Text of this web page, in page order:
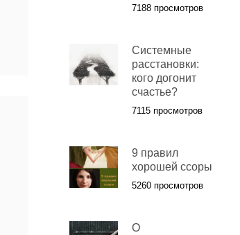
7188 просмотров
Системные
расстановки:
кого догонит
счастье?
7115 просмотров
9 правил
хорошей ссоры
5260 просмотров
О